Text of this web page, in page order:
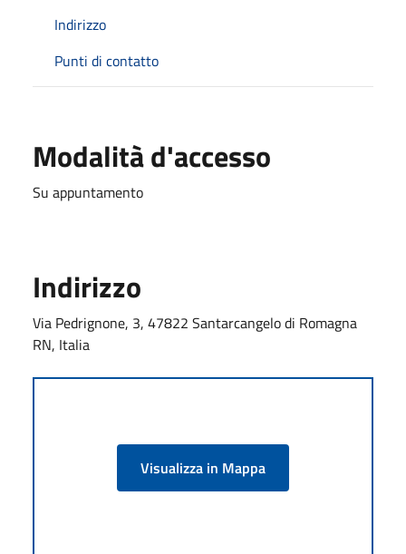
Indirizzo
Punti di contatto
Modalità d'accesso
Su appuntamento
Indirizzo
Via Pedrignone, 3, 47822 Santarcangelo di Romagna
RN, Italia
Visualizza in Mappa